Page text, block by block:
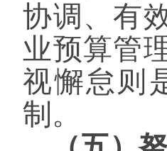
协调、有
业预算管
视懈怠则
制。